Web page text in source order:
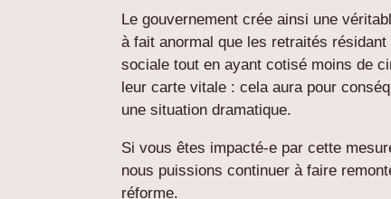
Le gouvernement crée ainsi une
à fait anormal que les retraités
sociale tout en ayant cotisé moins de
leur carte vitale : cela aura pour
une situation dramatique.
Si vous êtes impacté-e par cette
nous puissions continuer à faire
réforme.